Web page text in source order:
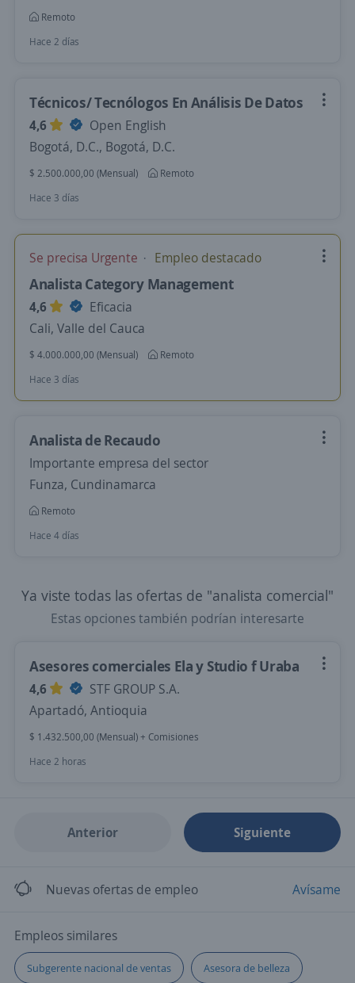
Remoto
Hace 2 días
Técnicos/ Tecnólogos En Análisis De Datos
4,6
Open English
Bogotá, D.C., Bogotá, D.C.
$ 2.500.000,00 (Mensual)
Remoto
Hace 3 días
Se precisa Urgente Empleo destacado
Analista Category Management
4,6
Eficacia
Cali, Valle del Cauca
$ 4.000.000,00 (Mensual)
Remoto
Hace 3 días
Analista de Recaudo
Importante empresa del sector
Funza, Cundinamarca
Remoto
Hace 4 días
Ya viste todas las ofertas de "analista comercial"
Estas opciones también podrían interesarte
Asesores comerciales Ela y Studio f Uraba
4,6
STF GROUP S.A.
Apartadó, Antioquia
$ 1.432.500,00 (Mensual) + Comisiones
Hace 2 horas
Anterior Siguiente
Nuevas ofertas de empleo Avísame
Empleos similares
Subgerente nacional de ventas Asesora de belleza